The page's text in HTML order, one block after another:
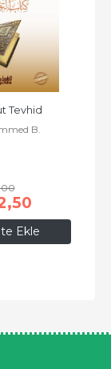
Ekle
Tevhid
B.
,50